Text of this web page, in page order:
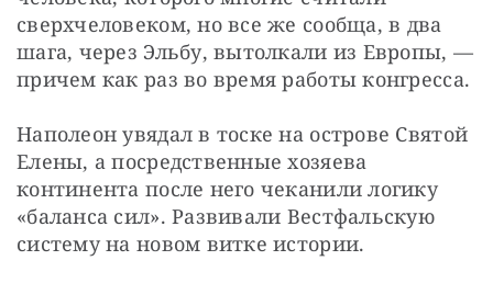
сверхчеловеком, но все же сообща, в два
шага, через Эльбу, вытолкали из Европы, —
причем как раз во время работы конгресса.
Наполеон увядал в тоске на острове Святой
Елены, а посредственные хозяева
континента после него чеканили логику
«баланса сил». Развивали Вестфальскую
систему на новом витке истории.